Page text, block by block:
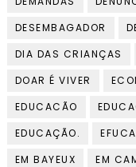
DESEMBAGADOR
DIA DAS CRIANÇAS
DOAR É VIVER
EDUCACÃO
EDUCAÇÃO.
EM BAYEUX
EM